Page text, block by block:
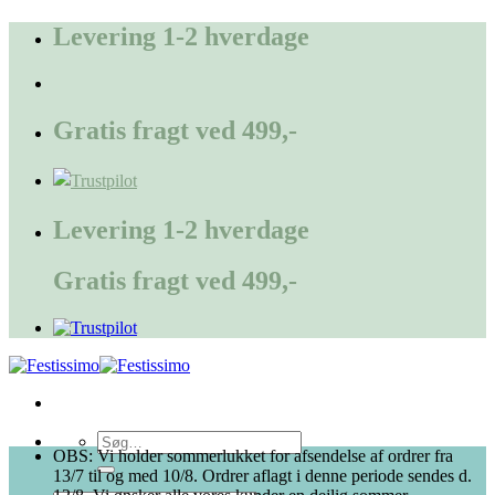
FortsætLevering 1-2 hverdage
Gratis fragt ved 499,-
Levering 1-2 hverdage
Gratis fragt ved 499,-
Søg
efter:
OBS: Vi holder sommerlukket for afsendelse af ordrer fra
13/7 til og med 10/8. Ordrer aflagt i denne periode sendes d.